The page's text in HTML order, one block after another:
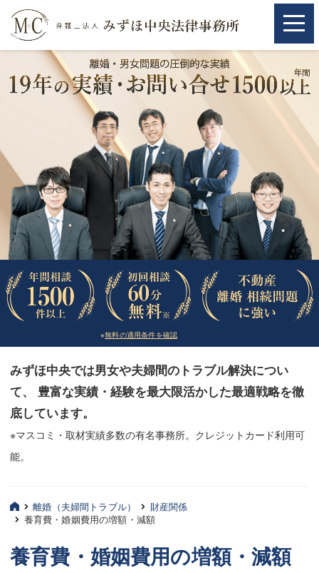
取扱分野
相続・遺言
離婚（夫婦間トラブル）
企業法務
労働問題（解雇，残業等）
刑事弁護
交通事故
法律相談など（その他）
お客様へ
みずほ中央の特長・実質編
三平 聡史
酒井 博之
※無料の適用条件を確認
みずほ中央では男女や夫婦間のトラブル解決につい
て、 豊富な実績・経験を最大限活かした最適戦略を徹
底しています。
※マスコミ・取材実績多数の有名事務所。クレジットカード利用可
能。
取扱分野
相続・遺言
離婚（夫婦間トラブル）
企業法務
労働問題（解雇，残業等）
刑事弁護
交通事故
法律相談など（その他）
お客様へ
みずほ中央の特長・実質編
三平 聡史
酒井 博之
離婚（夫婦間トラブル）
財産関係
養育費・婚姻費用の増額・減額
養育費・婚姻費用の増額・減額